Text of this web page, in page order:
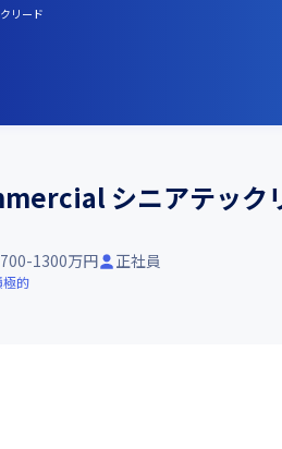
リード
シニアテック
700-1300万円 正社員
極的